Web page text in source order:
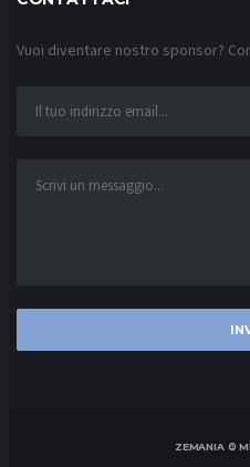
Vuoi diventare nostro sponsor?
ZEMANIA ©